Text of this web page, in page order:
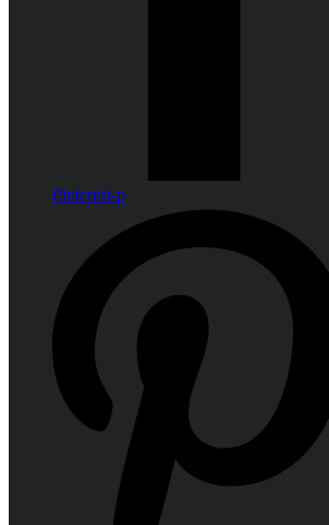
Pinterest-p